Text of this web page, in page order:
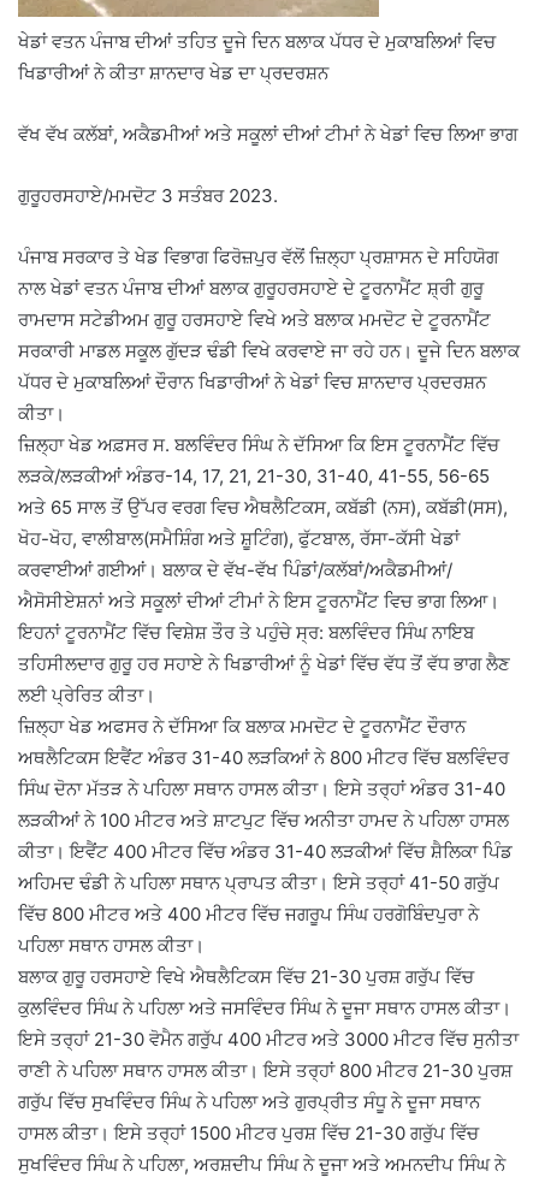
ਖੇਡਾਂ ਵਤਨ ਪੰਜਾਬ ਦੀਆਂ ਤਹਿਤ ਦੂਜੇ ਦਿਨ ਬਲਾਕ ਪੱਧਰ ਦੇ ਮੁਕਾਬਲਿਆਂ ਵਿਚ
ਖਿਡਾਰੀਆਂ ਨੇ ਕੀਤਾ ਸ਼ਾਨਦਾਰ ਖੇਡ ਦਾ ਪ੍ਰਦਰਸ਼ਨ
ਵੱਖ ਵੱਖ ਕਲੱਬਾਂ, ਅਕੈਡਮੀਆਂ ਅਤੇ ਸਕੂਲਾਂ ਦੀਆਂ ਟੀਮਾਂ ਨੇ ਖੇਡਾਂ ਵਿਚ ਲਿਆ ਭਾਗ
ਗੁਰੂਹਰਸਹਾਏ/ਮਮਦੋਟ 3 ਸਤੰਬਰ 2023.
ਪੰਜਾਬ ਸਰਕਾਰ ਤੇ ਖੇਡ ਵਿਭਾਗ ਫਿਰੋਜ਼ਪੁਰ ਵੱਲੋਂ ਜ਼ਿਲ੍ਹਾ ਪ੍ਰਸ਼ਾਸਨ ਦੇ ਸਹਿਯੋਗ
ਨਾਲ ਖੇਡਾਂ ਵਤਨ ਪੰਜਾਬ ਦੀਆਂ ਬਲਾਕ ਗੁਰੂਹਰਸਹਾਏ ਦੇ ਟੂਰਨਾਮੈਂਟ ਸ਼੍ਰੀ ਗੁਰੂ
ਰਾਮਦਾਸ ਸਟੇਡੀਅਮ ਗੁਰੂ ਹਰਸਹਾਏ ਵਿਖੇ ਅਤੇ ਬਲਾਕ ਮਮਦੋਟ ਦੇ ਟੂਰਨਾਮੈਂਟ
ਸਰਕਾਰੀ ਮਾਡਲ ਸਕੂਲ ਗੁੱਦੜ ਢੰਡੀ ਵਿਖੇ ਕਰਵਾਏ ਜਾ ਰਹੇ ਹਨ। ਦੂਜੇ ਦਿਨ ਬਲਾਕ
ਪੱਧਰ ਦੇ ਮੁਕਾਬਲਿਆਂ ਦੌਰਾਨ ਖਿਡਾਰੀਆਂ ਨੇ ਖੇਡਾਂ ਵਿਚ ਸ਼ਾਨਦਾਰ ਪ੍ਰਦਰਸ਼ਨ
ਕੀਤਾ।
ਜ਼ਿਲ੍ਹਾ ਖੇਡ ਅਫ਼ਸਰ ਸ. ਬਲਵਿੰਦਰ ਸਿੰਘ ਨੇ ਦੱਸਿਆ ਕਿ ਇਸ ਟੂਰਨਾਮੈਂਟ ਵਿੱਚ
ਲੜਕੇ/ਲੜਕੀਆਂ ਅੰਡਰ-14, 17, 21, 21-30, 31-40, 41-55, 56-65
ਅਤੇ 65 ਸਾਲ ਤੋਂ ਉੱਪਰ ਵਰਗ ਵਿਚ ਐਥਲੈਟਿਕਸ, ਕਬੱਡੀ (ਨਸ), ਕਬੱਡੀ(ਸਸ),
ਖੋਹ-ਖੋਹ, ਵਾਲੀਬਾਲ(ਸਮੈਸ਼ਿੰਗ ਅਤੇ ਸ਼ੂਟਿੰਗ), ਫੁੱਟਬਾਲ, ਰੱਸਾ-ਕੱਸੀ ਖੇਡਾਂ
ਕਰਵਾਈਆਂ ਗਈਆਂ। ਬਲਾਕ ਦੇ ਵੱਖ-ਵੱਖ ਪਿੰਡਾਂ/ਕਲੱਬਾਂ/ਅਕੈਡਮੀਆਂ/
ਐਸੋਸੀਏਸ਼ਨਾਂ ਅਤੇ ਸਕੂਲਾਂ ਦੀਆਂ ਟੀਮਾਂ ਨੇ ਇਸ ਟੂਰਨਾਮੈਂਟ ਵਿਚ ਭਾਗ ਲਿਆ।
ਇਹਨਾਂ ਟੂਰਨਾਮੈਂਟ ਵਿੱਚ ਵਿਸ਼ੇਸ਼ ਤੌਰ ਤੇ ਪਹੁੰਚੇ ਸ੍ਰ: ਬਲਵਿੰਦਰ ਸਿੰਘ ਨਾਇਬ
ਤਹਿਸੀਲਦਾਰ ਗੁਰੂ ਹਰ ਸਹਾਏ ਨੇ ਖਿਡਾਰੀਆਂ ਨੂੰ ਖੇਡਾਂ ਵਿੱਚ ਵੱਧ ਤੋਂ ਵੱਧ ਭਾਗ ਲੈਣ
ਲਈ ਪ੍ਰੇਰਿਤ ਕੀਤਾ।
ਜ਼ਿਲ੍ਹਾ ਖੇਡ ਅਫਸਰ ਨੇ ਦੱਸਿਆ ਕਿ ਬਲਾਕ ਮਮਦੋਟ ਦੇ ਟੂਰਨਾਮੈਂਟ ਦੌਰਾਨ
ਅਥਲੈਟਿਕਸ ਇਵੈਂਟ ਅੰਡਰ 31-40 ਲੜਕਿਆਂ ਨੇ 800 ਮੀਟਰ ਵਿੱਚ ਬਲਵਿੰਦਰ
ਸਿੰਘ ਦੋਨਾ ਮੱਤੜ ਨੇ ਪਹਿਲਾ ਸਥਾਨ ਹਾਸਲ ਕੀਤਾ। ਇਸੇ ਤਰ੍ਹਾਂ ਅੰਡਰ 31-40
ਲੜਕੀਆਂ ਨੇ 100 ਮੀਟਰ ਅਤੇ ਸ਼ਾਟਪੁਟ ਵਿੱਚ ਅਨੀਤਾ ਹਾਮਦ ਨੇ ਪਹਿਲਾ ਹਾਸਲ
ਕੀਤਾ। ਇਵੈਂਟ 400 ਮੀਟਰ ਵਿੱਚ ਅੰਡਰ 31-40 ਲੜਕੀਆਂ ਵਿੱਚ ਸ਼ੈਲਿਕਾ ਪਿੰਡ
ਅਹਿਮਦ ਢੰਡੀ ਨੇ ਪਹਿਲਾ ਸਥਾਨ ਪ੍ਰਾਪਤ ਕੀਤਾ। ਇਸੇ ਤਰ੍ਹਾਂ 41-50 ਗਰੁੱਪ
ਵਿੱਚ 800 ਮੀਟਰ ਅਤੇ 400 ਮੀਟਰ ਵਿੱਚ ਜਗਰੂਪ ਸਿੰਘ ਹਰਗੋਬਿੰਦਪੁਰਾ ਨੇ
ਪਹਿਲਾ ਸਥਾਨ ਹਾਸਲ ਕੀਤਾ।
ਬਲਾਕ ਗੁਰੂ ਹਰਸਹਾਏ ਵਿਖੇ ਐਥਲੈਟਿਕਸ ਵਿੱਚ 21-30 ਪੁਰਸ਼ ਗਰੁੱਪ ਵਿੱਚ
ਕੁਲਵਿੰਦਰ ਸਿੰਘ ਨੇ ਪਹਿਲਾ ਅਤੇ ਜਸਵਿੰਦਰ ਸਿੰਘ ਨੇ ਦੂਜਾ ਸਥਾਨ ਹਾਸਲ ਕੀਤਾ।
ਇਸੇ ਤਰ੍ਹਾਂ 21-30 ਵੋਮੈਨ ਗਰੁੱਪ 400 ਮੀਟਰ ਅਤੇ 3000 ਮੀਟਰ ਵਿੱਚ ਸੁਨੀਤਾ
ਰਾਣੀ ਨੇ ਪਹਿਲਾ ਸਥਾਨ ਹਾਸਲ ਕੀਤਾ। ਇਸੇ ਤਰ੍ਹਾਂ 800 ਮੀਟਰ 21-30 ਪੁਰਸ਼
ਗਰੁੱਪ ਵਿੱਚ ਸੁਖਵਿੰਦਰ ਸਿੰਘ ਨੇ ਪਹਿਲਾ ਅਤੇ ਗੁਰਪ੍ਰੀਤ ਸੰਧੂ ਨੇ ਦੂਜਾ ਸਥਾਨ
ਹਾਸਲ ਕੀਤਾ। ਇਸੇ ਤਰ੍ਹਾਂ 1500 ਮੀਟਰ ਪੁਰਸ਼ ਵਿੱਚ 21-30 ਗਰੁੱਪ ਵਿੱਚ
ਸੁਖਵਿੰਦਰ ਸਿੰਘ ਨੇ ਪਹਿਲਾ, ਅਰਸ਼ਦੀਪ ਸਿੰਘ ਨੇ ਦੂਜਾ ਅਤੇ ਅਮਨਦੀਪ ਸਿੰਘ ਨੇ